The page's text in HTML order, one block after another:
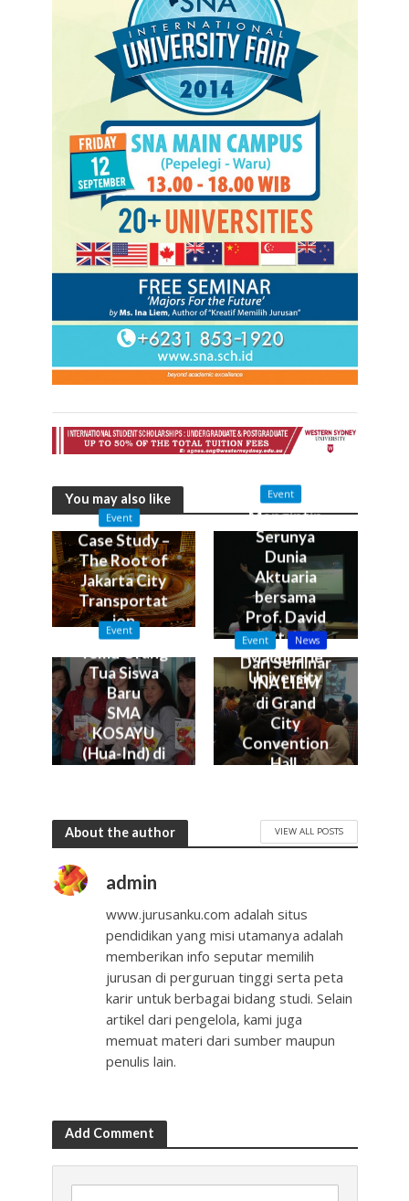
You may also like
Event
Case Study –
The Root of
Jakarta City
Transportat
ion
Problems
Event
Mengintip
Serunya
Dunia
Aktuaria
bersama
Prof. David
Pitt dari
Macquarie
University
Event
Tua Siswa
Baru
SMA
KOSAYU
(Hua-Ind) di
Event News
Dari Seminar
INA LIEM
di Grand
City
Convention
Hall,
About the author VIEW ALL POSTS
admin
www.jurusanku.com adalah situs
pendidikan yang misi utamanya adalah
memberikan info seputar memilih
jurusan di perguruan tinggi serta peta
karir untuk berbagai bidang studi. Selain
artikel dari pengelola, kami juga
memuat materi dari sumber maupun
penulis lain.
Add Comment